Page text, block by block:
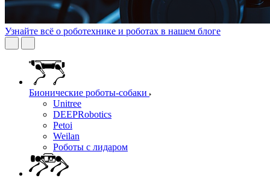
Узнайте всё о роботехнике и роботах в нашем блоге
Бионические роботы-собаки
Unitree
DEEPRobotics
Petoi
Weilan
Роботы с лидаром